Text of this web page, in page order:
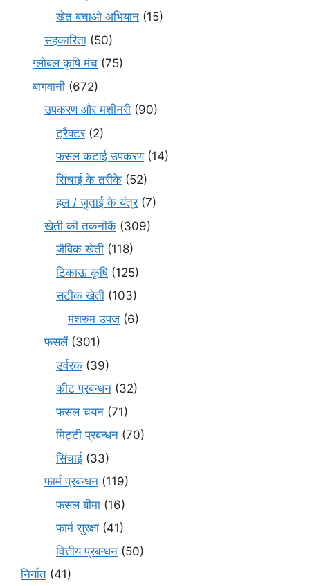
खेत बचाओ अभियान (15)
सहकारिता (50)
ग्लोबल कृषि मंच (75)
बागवानी (672)
उपकरण और मशीनरी (90)
ट्रैक्टर(2)
फसल कटाई उपकरण(14)
सिंचाई के तरीके (52)
हल / जुताई के यंत्र(7)
खेती की तकनीकें (309)
जैविक खेती (118)
टिकाऊ कृषि(125)
सटीक खेती (103)
मशरुम उपज (6)
फसलें(301)
उर्वरक (39)
कीट प्रबन्धन (32)
फसल चयन (71)
मि‌ट्टी प्रबन्धन (70)
सिंचाई (33)
फार्म प्रबन्धन (119)
फसल बीमा (16)
फार्म सुरक्षा (41)
वित्तीय प्रबन्धन (50)
निर्यात (41)